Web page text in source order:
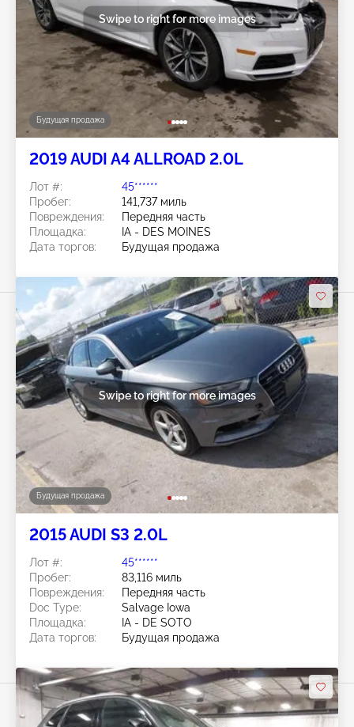
Будущая продажа
Swipe to right for more images
2019 AUDI A4 ALLROAD 2.0L
Лот #:
45******
Пробег:
141,737 миль
Повреждения:
Передняя часть
Площадка:
IA - DES MOINES
Дата торгов:
Будущая продажа
Будущая продажа
Swipe to right for more images
2015 AUDI S3 2.0L
Лот #:
45******
Пробег:
83,116 миль
Повреждения:
Передняя часть
Doc Type:
Salvage Iowa
Площадка:
IA - DE SOTO
Дата торгов:
Будущая продажа